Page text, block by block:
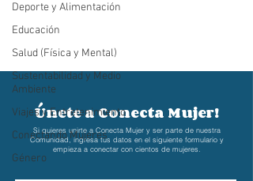
Deporte y Alimentación
Educación
Salud (Física y Mental)
Sustentabilidad y Medio
Ambiente
Viajes y Entretenimiento
Conectando Mujeres
Género
Únete a Conecta Mujer!
Si quieres unirte a Conecta Mujer y ser parte de nuestra
Comunidad, ingresa tus datos en el siguiente formulario y
empieza a conectar con cientos de mujeres.